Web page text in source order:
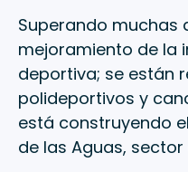
Superando muchas
mejoramiento de la
deportiva; se están
polideportivos y
está construyendo
de las Aguas, sector